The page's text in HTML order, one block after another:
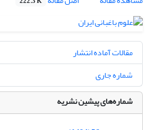
مقالات آماده انتشار
شماره جاری
شماره‌های پیشین نشریه